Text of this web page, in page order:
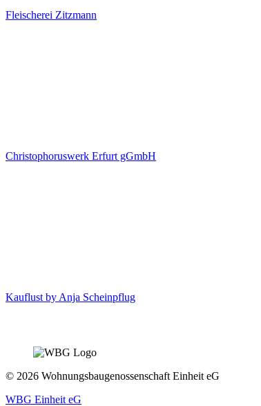
Fleischerei Zitzmann
Christophoruswerk Erfurt gGmbH
Kauflust by Anja Scheinpflug
© 2026 Wohnungsbaugenossenschaft Einheit eG
WBG Einheit eG